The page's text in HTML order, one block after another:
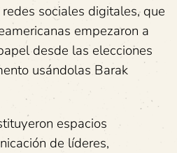
sociales digitales, que
empezaron a
desde las elecciones
usándolas Barak
espacios
de líderes,